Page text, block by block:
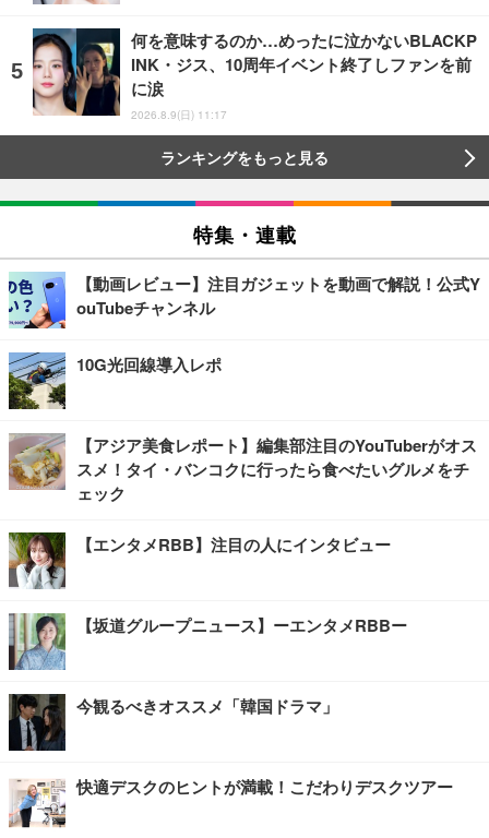
何を意味するのか…めったに泣かないBLACKP
INK・ジス、10周年イベント終了しファンを前
に涙
2026.8.9(日) 11:17
ランキングをもっと見る
特集・連載
【動画レビュー】注目ガジェットを動画で解説！公式Y
ouTubeチャンネル
10G光回線導入レポ
【アジア美食レポート】編集部注目のYouTuberがオス
スメ！タイ・バンコクに行ったら食べたいグルメをチ
ェック
【エンタメRBB】注目の人にインタビュー
【坂道グループニュース】ーエンタメRBBー
今観るべきオススメ「韓国ドラマ」
快適デスクのヒントが満載！こだわりデスクツアー